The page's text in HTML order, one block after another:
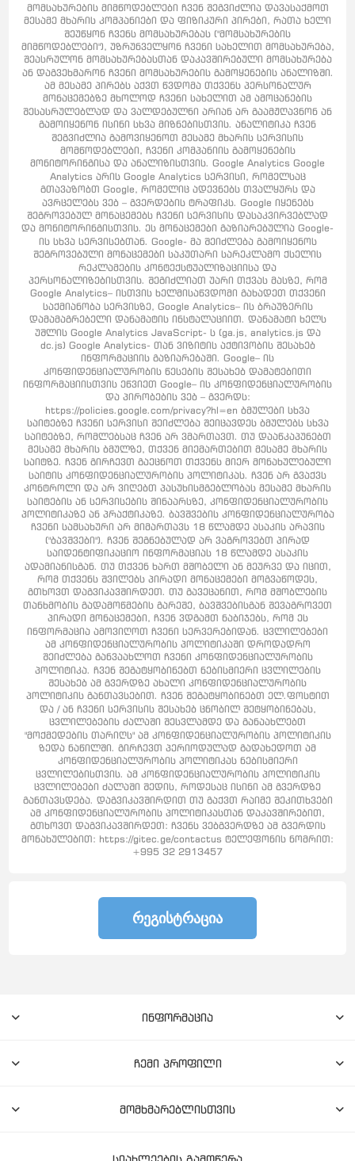
მომსახურების მიმწოდებლები ჩვენ შეგვიძლია დავასაქმოთ
მესამე მხარის კომპანიები და ფიზიკური პირები, რათა ხელი
შეუწყონ ჩვენს მომსახურებას ("მომსახურების
მიმწოდებლები"), უზრუნველყონ ჩვენი სახელით მომსახურება,
შეასრულონ მომსახურებასთან დაკავშირებული მომსახურება
ან დაგვეხმარონ ჩვენი მომსახურების გამოყენების ანალიზში.
ამ მესამე პირებს აქვთ წვდომა თქვენს პერსონალურ
მონაცემებზე მხოლოდ ჩვენი სახელით ამ ამოცანების
შესასრულებლად და ვალდებულნი არიან არ გაამჟღავნონ ან
გამოიყენონ ისინი სხვა მიზნებისთვის. ანალიტიკა ჩვენ
შეგვიძლია გამოვიყენოთ მესამე მხარის სერვისის
მომწოდებლები, ჩვენი კომპანიის გამოყენების
მონიტორინგისა და ანალიზისთვის. Google Analytics Google
Analytics არის Google Analytics სერვისი, რომელსაც
გთავაზობთ Google, რომელიც ადევნებს თვალყურს და
ავრცელებს ვებ – გვერდების ტრაფიკს. Google იყენებს
შეგროვებულ მონაცემებს ჩვენი სერვისის დასაკვირვებლად
და მონიტორინგისთვის. ეს მონაცემები გაზიარებულია Google-
ის სხვა სერვისებთან. Google- მა შეიძლება გამოიყენოს
შეგროვებული მონაცემები საკუთარი სარეკლამო ქსელის
რეკლამების კონტექსტუალიზაციისა და
პერსონალიზებისთვის. შეგიძლიათ უარი თქვას მასზე, რომ
Google Analytics– ისთვის ხელმისაწვდომი გახადეთ თქვენი
საქმიანობა სერვისზე, Google Analytics– ის ბრაუზერის
დამამაგრებელი დანამატის ინსტალაციით. დანამატი ხელს
უშლის Google Analytics JavaScript- ს (ga.js, analytics.js და
dc.js) Google Analytics- თან ვიზიტის აქტივობის შესახებ
ინფორმაციის გაზიარებაში. Google– ის
კონფიდენციალურობის წესების შესახებ დამატებითი
ინფორმაციისთვის ეწვიეთ Google– ის კონფიდენციალურობის
და პირობების ვებ – გვერდს:
https://policies.google.com/privacy?hl=en ბმულები სხვა
საიტებზე ჩვენი სერვისი შეიძლება შეიცავდეს ბმულებს სხვა
საიტებზე, რომლებსაც ჩვენ არ ვმართავთ. თუ დააწკაპუნებთ
მესამე მხარის ბმულზე, თქვენ მიემართებით მესამე მხარის
საიტზე. ჩვენ გირჩევთ გაეცნოთ თქვენს მიერ მონახულებული
საიტის კონფიდენციალურობის პოლიტიკას. ჩვენ არ გვაქვს
კონტროლი და არ ვიღებთ პასუხისმგებლობას მესამე მხარის
საიტების ან სერვისების შინაარსზე, კონფიდენციალურობის
პოლიტიკაზე ან პრაქტიკაზე. ბავშვების კონფიდენციალურობა
ჩვენი სამსახური არ მიმართავს 18 წლამდე ასაკის არავის
("ბავშვები"). ჩვენ შეგნებულად არ ვაგროვებთ პირად
საიდენტიფიკაციო ინფორმაციას 18 წლამდე ასაკის
ადამიანისგან. თუ თქვენ ხართ მშობელი ან მეურვე და იცით,
რომ თქვენს შვილებს პირადი მონაცემები მოგვაწოდეს,
გთხოვთ დაგვიკავშირდეთ. თუ გავეცანით, რომ მშობლების
თანხმობის გადამოწმების გარეშე, ბავშვებისგან შევაგროვეთ
პირადი მონაცემები, ჩვენ ვდგამთ ნაბიჯებს, რომ ეს
ინფორმაცია ამოვიღოთ ჩვენი სერვერებიდან. ცვლილებები
ამ კონფიდენციალურობის პოლიტიკაში დროდადრო
შეიძლება განვაახლოთ ჩვენი კონფიდენციალურობის
პოლიტიკა. ჩვენ შეგატყობინებთ ნებისმიერი ცვლილების
შესახებ ამ გვერდზე ახალი კონფიდენციალურობის
პოლიტიკის განთავსებით. ჩვენ შეგატყობინებთ ელ.ფოსტით
და / ან ჩვენი სერვისის შესახებ ცნობილ შეტყობინებას,
ცვლილებების ძალაში შესვლამდე და განაახლებთ
"მოქმედების თარიღს" ამ კონფიდენციალურობის პოლიტიკის
ზედა ნაწილში. გირჩევთ პერიოდულად გადახედოთ ამ
კონფიდენციალურობის პოლიტიკას ნებისმიერი
ცვლილებისთვის. ამ კონფიდენციალურობის პოლიტიკის
ცვლილებები ძალაში შედის, როდესაც ისინი ამ გვერდზე
განთავსდება. დაგვიკავშირდით თუ გაქვთ რაიმე შეკითხვები
ამ კონფიდენციალურობის პოლიტიკასთან დაკავშირებით,
გთხოვთ დაგვიკავშირდეთ: ჩვენს ვებგვერდზე ამ გვერდის
მონახულებით: https://gitec.ge/contactus ტელეფონის ნომრით:
+995 32 2913457
ᲠᲔᲒᲘᲡᲢᲠᲐᲪᲘᲐ
ინფორმაცია
ჩემი პროფილი
მომხმარებლისთვის